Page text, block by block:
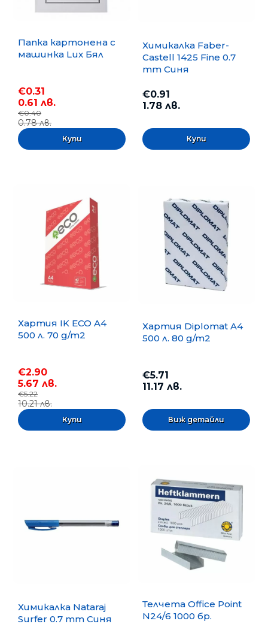
Папка картонена с
машинка Lux Бял
€0.31
0.61 лв.
€0.40
0.78 лв.
Химикалка Faber-
Castell 1425 Fine 0.7
mm Синя
€0.91
1.78 лв.
Хартия IK ECO A4
500 л. 70 g/m2
€2.90
5.67 лв.
€5.22
10.21 лв.
Хартия Diplomat A4
500 л. 80 g/m2
€5.71
11.17 лв.
Виж детайли
Химикалка Nataraj
Surfer 0.7 mm Синя
Телчета Office Point
N24/6 1000 бр.